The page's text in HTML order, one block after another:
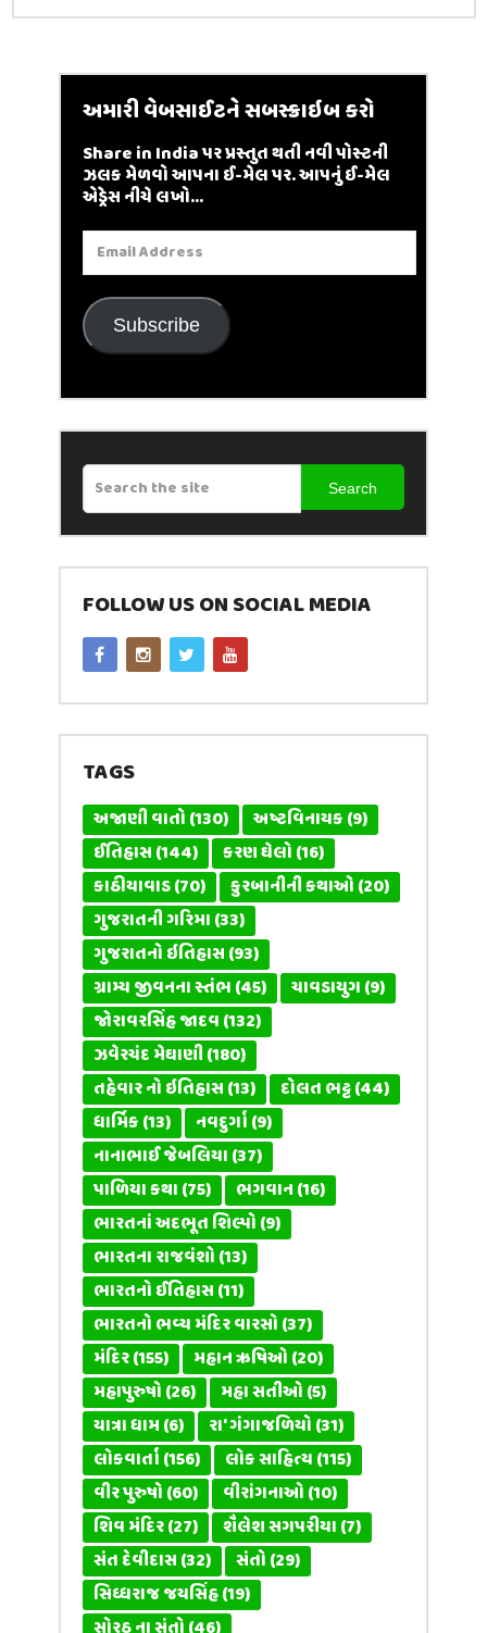
અમારી વેબસાઈટને સબસ્ક્રાઇબ કરો
Share in India પર પ્રસ્તુત થતી નવી પોસ્ટની
ઝલક મેળવો આપના ઈ-મેલ પર. આપનું ઈ-મેલ
એડ્રેસ નીચે લખો...
Email
Address
Subscribe
Search
FOLLOW US ON SOCIAL MEDIA
TAGS
અજાણી વાતો(130) અષ્ટવિનાયક(9)
ઈતિહાસ(144) કરણ ઘેલો(16)
કાઠીયાવાડ(70) કુરબાનીની કથાઓ(20)
ગુજરાતની ગરિમા(33)
ગુજરાતનો ઇતિહાસ(93)
ગ્રામ્ય જીવનના સ્તંભ(45) ચાવડાયુગ(9)
જોરાવરસિંહ જાદવ(132)
ઝવેરચંદ મેઘાણી(180)
તહેવાર નો ઇતિહાસ(13) દોલત ભટ્ટ(44)
ધાર્મિક(13) નવદુર્ગા(9)
નાનાભાઈ જેબલિયા(37)
પાળિયા કથા(75) ભગવાન(16)
ભારતનાં અદભૂત શિલ્પો(9)
ભારતના રાજવંશો(13)
ભારતનો ઈતિહાસ(11)
ભારતનો ભવ્ય મંદિર વારસો(37)
મંદિર(155) મહાન ઋષિઓ(20)
મહાપુરુષો(26) મહા સતીઓ(5)
યાત્રા ધામ(6) રા' ગંગાજળિયો(31)
લોકવાર્તા(156) લોક સાહિત્ય(115)
વીર પુરુષો(60) વીરાંગનાઓ(10)
શિવ મંદિર(27) શૈલેશ સગપરીયા(7)
સંત દેવીદાસ(32) સંતો(29)
સિધ્ધરાજ જયસિંહ(19)